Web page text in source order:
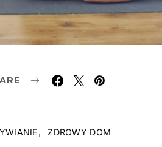
ZDROWY DOM